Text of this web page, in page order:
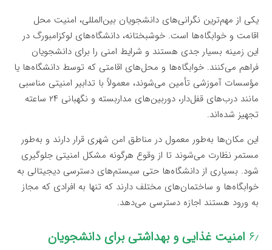
یکی از مهم‌ترین نگرانی‌های دانشجویان بین‌المللی، امنیت محل
اقامت و خوابگاه‌ها است. خوشبختانه، دانشگاه‌های لوکزامبورگ در
این زمینه بسیار جدی هستند و شرایط امنی را برای دانشجویان
فراهم می‌کنند. خوابگاه‌ها و محل‌های اقامتی که توسط دانشگاه‌ها یا
مؤسسات آموزشی تأمین می‌شوند، معمولاً با تدابیر امنیتی مناسبی
مانند درب‌های قفل‌دار، دوربین‌های مداربسته و نگهبانی ۲۴ ساعته
تجهیز شده‌اند.
این مکان‌ها به‌طور معمول در مناطق امن شهری قرار دارند و به‌طور
مستمر نظارت می‌شوند تا از وقوع هرگونه مشکل امنیتی جلوگیری
شود. بسیاری از دانشگاه‌ها حتی سیستم‌های دسترسی دیجیتالی به
خوابگاه‌ها و ساختمان‌های مختلف دارند که تنها به افرادی که مجاز
به ورود هستند اجازه دسترسی می‌دهد.
۶٫ امنیت غذایی و بهداشتی برای دانشجویان